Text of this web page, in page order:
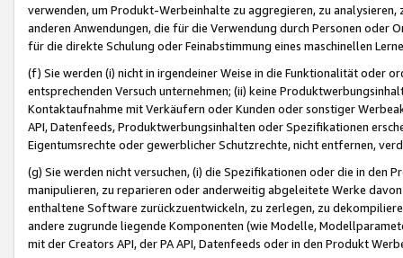
verwenden, um Produkt-Werbeinhalte zu aggregieren, zu
anderen Anwendungen, die für die Verwendung durch Personen
für die direkte Schulung oder Feinabstimmung eines maschinellen
(f) Sie werden (i) nicht in irgendeiner Weise in die Funktionalität oder
entsprechenden Versuch unternehmen; (ii) keine
Kontaktaufnahme mit Verkäufern oder Kunden oder sonstiger
API, Datenfeeds, Produktwerbungsinhalten oder Spezifikationen
Eigentumsrechte oder gewerblicher Schutzrechte, nicht entfernen,
(g) Sie werden nicht versuchen, (i) die Spezifikationen oder die in
manipulieren, zu reparieren oder anderweitig abgeleitete Werke
enthaltene Software zurückzuentwickeln, zu zerlegen, zu
andere zugrunde liegende Komponenten (wie Modelle,
mit der Creators API, der PA API, Datenfeeds oder in den Produkt